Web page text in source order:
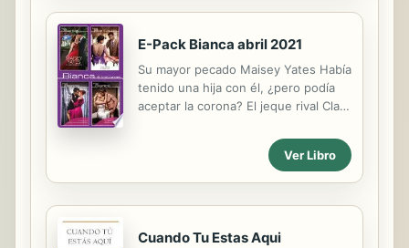
Valentín. Cuando los confiados
chocolate... los resultados fueron
sorprendentes. La sensata Rebecca
Moore se atrevió a aceptar la
erótica con un millonario playboy
llamado Connor Bassett.
E-Pack Bianca abril 2021
Su mayor pecado Maisey Yates Había
tenido una hija con él, ¿pero podía
aceptar la corona? El jeque rival Clare
innegable! El precio de un
matrimonio Chantelle Shaw ¿Podría
el novio inapropiado... convertirse en
los negocios y seducidos por el
Ver Libro
Cuando Tu Estas Aqui